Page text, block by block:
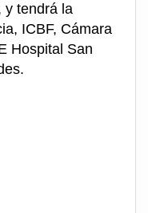
y tendrá la
ICBF, Cámara
Hospital San